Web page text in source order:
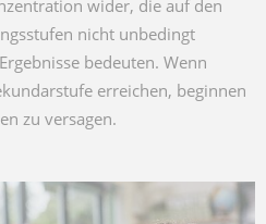
wider, die auf den
nicht unbedingt
bedeuten. Wenn
erreichen, beginnen
zu versagen.